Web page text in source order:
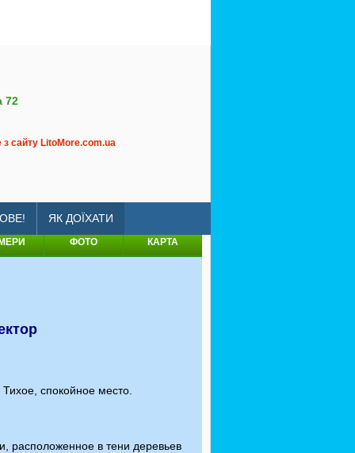
ЯК ДОЇХАТИ
72
сайту LitoMore.com.ua
ФОТО КАРТА
спокойное место.
расположенное в тени деревьев